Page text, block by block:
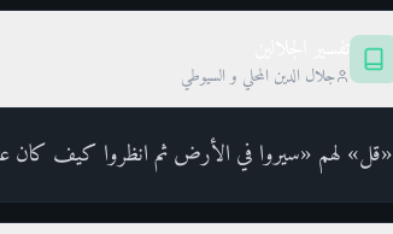
جلال الدين المحلي و السيوطي
«قل» لهم «سيروا في الأرض ثم انظروا كيف كان